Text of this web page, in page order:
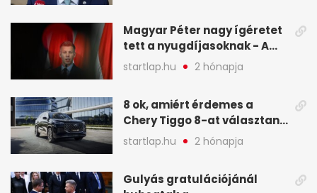
Magyar Péter nagy ígéretet
tett a nyugdíjasoknak - A
hét legfontosabb hírei
képekben
startlap.hu 2 hónapja
8 ok, amiért érdemes a
Chery Tiggo 8-at választani!
(X)
startlap.hu 2 hónapja
Gulyás gratulációjánál